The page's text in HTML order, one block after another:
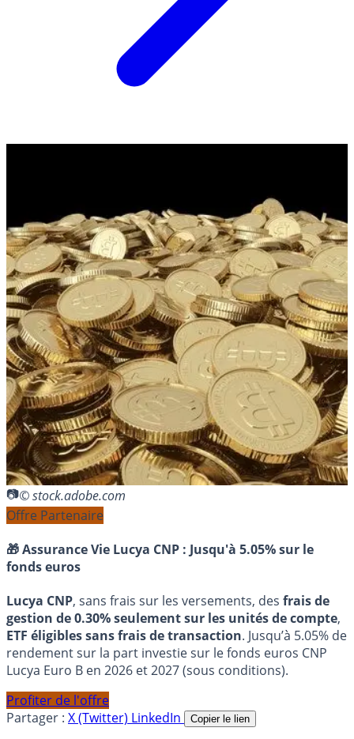
© stock.adobe.com
Offre Partenaire
🎁 Assurance Vie Lucya CNP : Jusqu'à 5.05% sur le
fonds euros
Lucya CNP, sans frais sur les versements, des frais de
gestion de 0.30% seulement sur les unités de compte,
ETF éligibles sans frais de transaction. Jusqu’à 5.05% de
rendement sur la part investie sur le fonds euros CNP
Lucya Euro B en 2026 et 2027 (sous conditions).
Profiter de l'offre
Partager : X (Twitter) LinkedIn Copier le lien